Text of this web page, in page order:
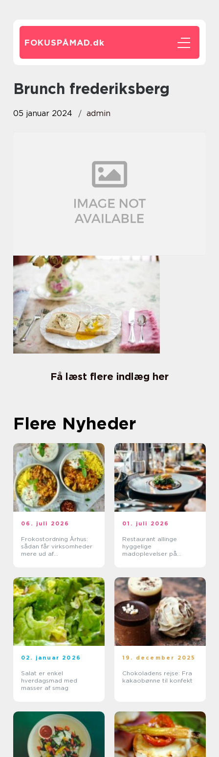
FOKUSPÅMAD.dk
brunch frederiksberg
05 januar 2024 admin
Få læst flere indlæg her
Flere Nyheder
06. juli 2026
Frokostordning Århus:
sådan får virksomheder
mere ud af
01. juli 2026
Restaurant allinge
hyggelige
madoplevelser på
02. januar 2026
Salat er enkel
hverdagsmad med
masser af smag
19. december 2025
Chokoladens rejse: Fra
kakaobønne til konfekt